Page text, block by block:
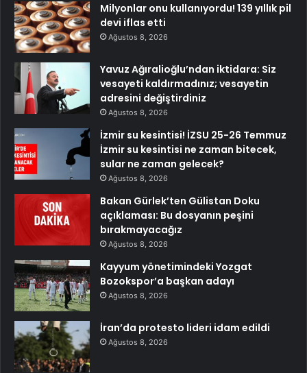
Milyonlar onu kullanıyordu! 139 yıllık pil
devi iflas etti
Ağustos 8, 2026
Yavuz Ağıralioğlu’ndan iktidara: Siz
vesayeti kaldırmadınız; vesayetin
adresini değiştirdiniz
Ağustos 8, 2026
İzmir su kesintisi! İZSU 25-26 Temmuz
İzmir su kesintisi ne zaman bitecek,
sular ne zaman gelecek?
Ağustos 8, 2026
Bakan Gürlek’ten Gülistan Doku
açıklaması: Bu dosyanın peşini
bırakmayacağız
Ağustos 8, 2026
Kayyum yönetimindeki Yozgat
Bozokspor’a başkan adayı
Ağustos 8, 2026
İran’da protesto lideri idam edildi
Ağustos 8, 2026